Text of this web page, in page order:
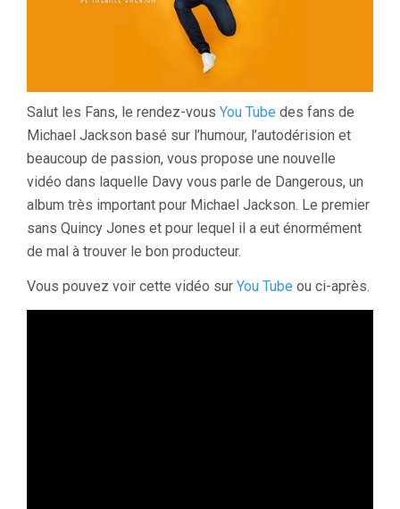
Salut les Fans, le rendez-vous You Tube des fans de
Michael Jackson basé sur l’humour, l’autodérision et
beaucoup de passion, vous propose une nouvelle
vidéo dans laquelle Davy vous parle de Dangerous, un
album très important pour Michael Jackson. Le premier
sans Quincy Jones et pour lequel il a eut énormément
de mal à trouver le bon producteur.
Vous pouvez voir cette vidéo sur You Tube ou ci-après.